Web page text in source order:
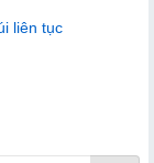
liên tục